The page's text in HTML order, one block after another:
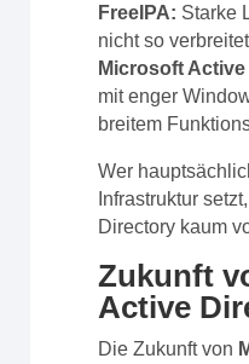
FreeIPA: Starke
nicht so
Microsoft
mit enger
breitem
Wer
Infrastruktur
Directory kaum
Zukunft
Active
Die Zukunft von